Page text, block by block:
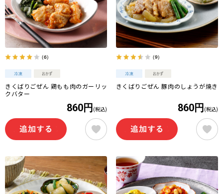
（6）
きくばりごぜん 鶏もも肉のガーリッ
クバター
860円 (税込)
（9）
きくばりごぜん 豚肉のしょうが焼き
860円 (税込)